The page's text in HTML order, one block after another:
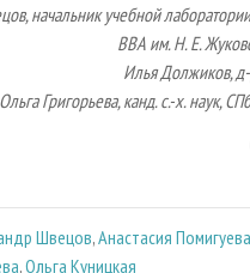
начальник учебной
ВВА им. Н. Е.
Илья Должиков,
Ольга Григорьева, канд. с.-х. наук,
Швецов,Анастасия Помигуева
,Ольга Куницкая